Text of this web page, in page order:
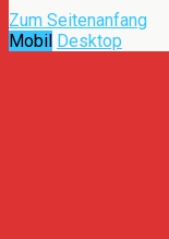
Zum Seitenanfang
Mobil Desktop